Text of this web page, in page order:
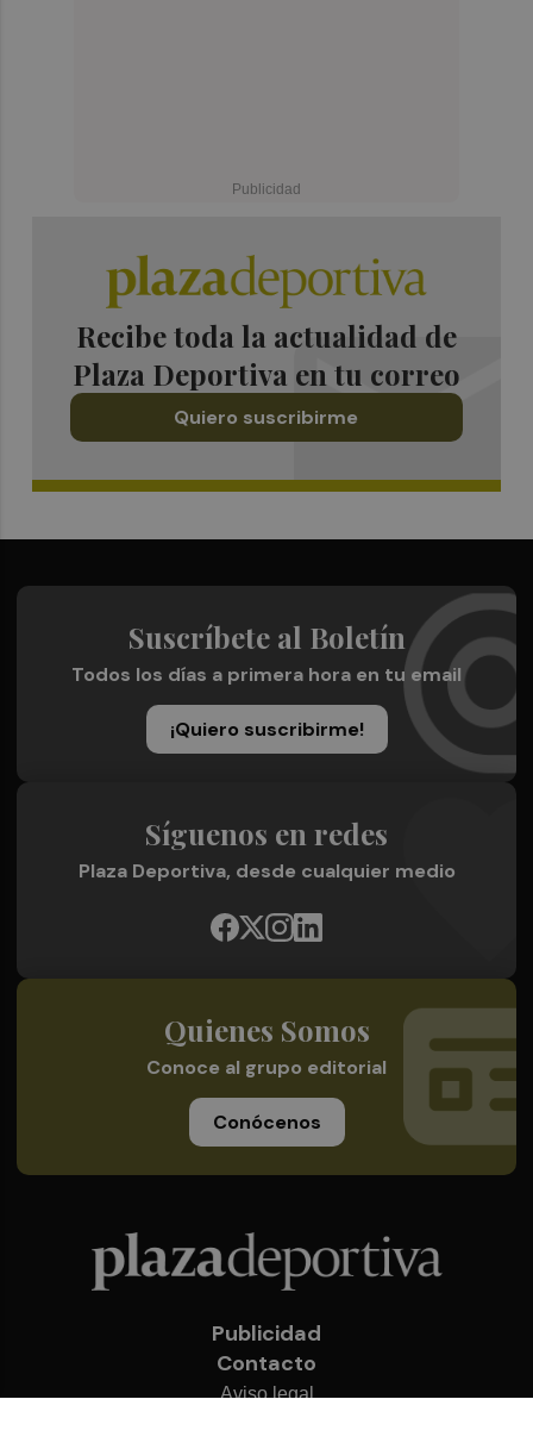
Recibe toda la actualidad de
Plaza Deportiva en tu correo
Quiero suscribirme
Suscríbete al Boletín
Todos los días a primera hora en tu email
¡Quiero suscribirme!
Síguenos en redes
Plaza Deportiva, desde cualquier medio
Quienes Somos
Conoce al grupo editorial
Conócenos
Publicidad
Contacto
Aviso legal